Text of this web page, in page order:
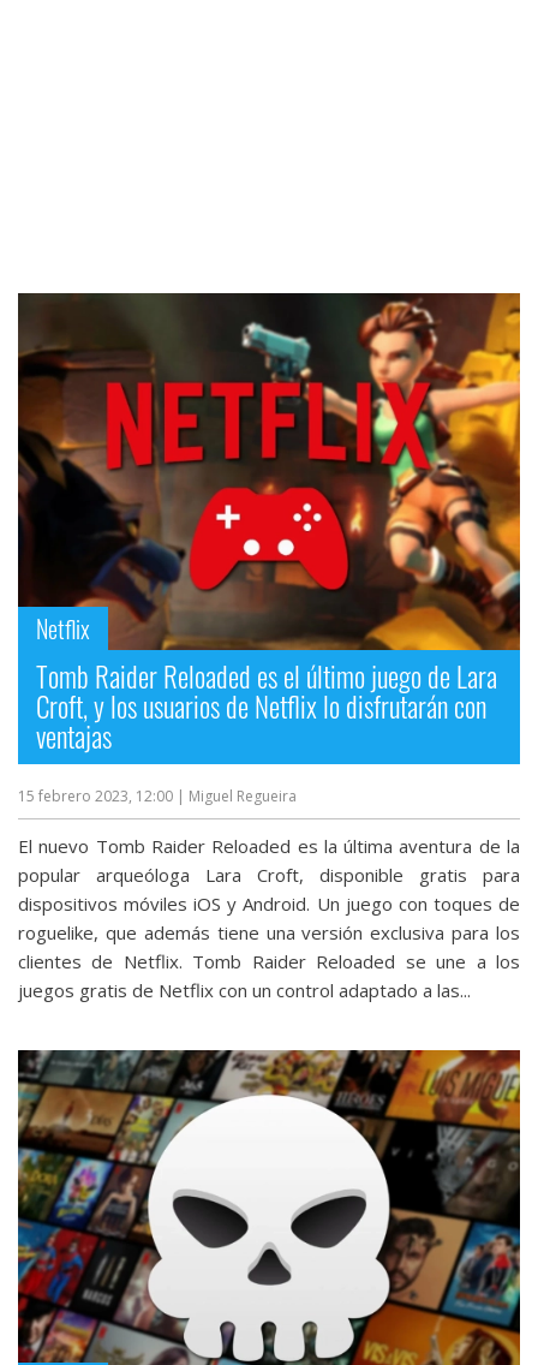
Netflix
Tomb Raider Reloaded es el último juego de Lara
Croft, y los usuarios de Netflix lo disfrutarán con
ventajas
15 febrero 2023, 12:00 | Miguel Regueira
El nuevo Tomb Raider Reloaded es la última aventura de la
popular arqueóloga Lara Croft, disponible gratis para
dispositivos móviles iOS y Android. Un juego con toques de
roguelike, que además tiene una versión exclusiva para los
clientes de Netflix. Tomb Raider Reloaded se une a los
juegos gratis de Netflix con un control adaptado a las...